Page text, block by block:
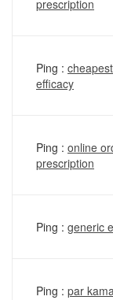
prescription
Ping :
efficacy
Ping : online
prescription
Ping : generic
Ping : par